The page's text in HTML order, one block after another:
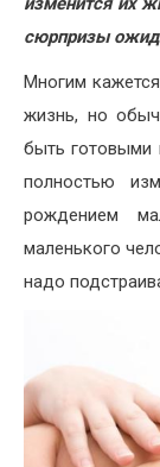
сюрпризы
Многим
жизнь, но
быть готовыми
полностью
рождением
маленького
надо